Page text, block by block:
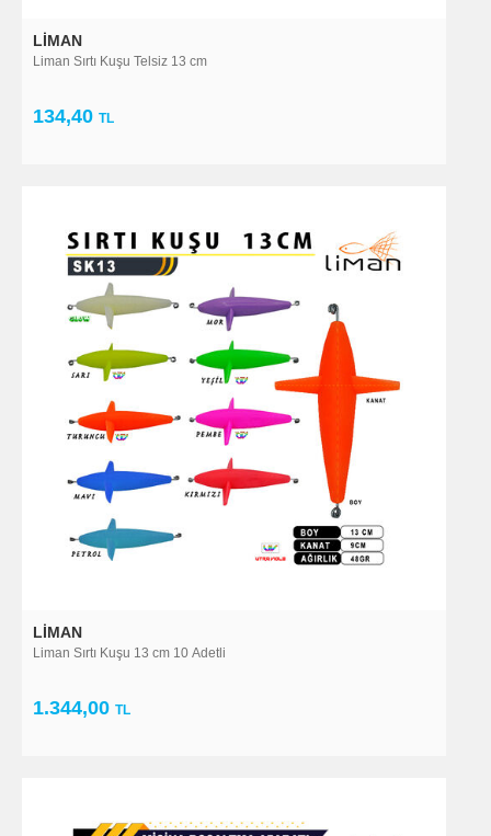
LIMAN
Liman Sırtı Kuşu Telsiz 13 cm
134,40 TL
LIMAN
Liman Sırtı Kuşu 13 cm 10 Adetli
1.344,00 TL